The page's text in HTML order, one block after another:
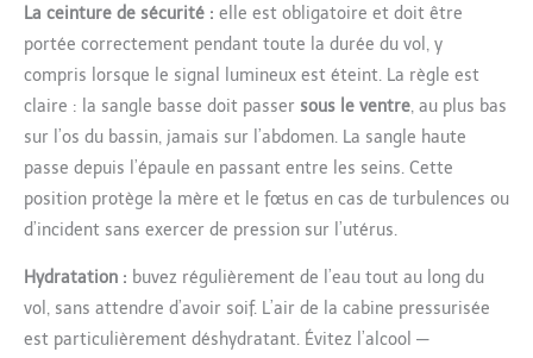
La ceinture de sécurité : elle est obligatoire et doit être
portée correctement pendant toute la durée du vol, y
compris lorsque le signal lumineux est éteint. La règle est
claire : la sangle basse doit passer sous le ventre, au plus bas
sur l’os du bassin, jamais sur l’abdomen. La sangle haute
passe depuis l’épaule en passant entre les seins. Cette
position protège la mère et le fœtus en cas de turbulences ou
d’incident sans exercer de pression sur l’utérus.
Hydratation : buvez régulièrement de l’eau tout au long du
vol, sans attendre d’avoir soif. L’air de la cabine pressurisée
est particulièrement déshydratant. Évitez l’alcool —